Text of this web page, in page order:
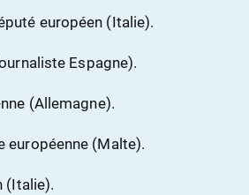
européen (Italie).
Espagne).
(Allemagne).
européenne (Malte).
(Italie).